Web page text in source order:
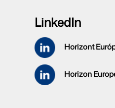
LinkedIn
Horizont
Horizon